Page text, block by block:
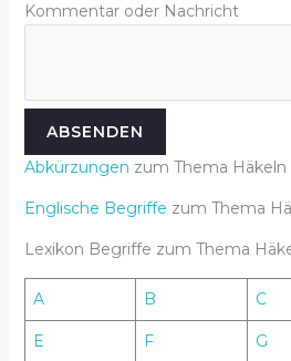
Kommentar oder Nachricht
ABSENDEN
Abkürzungen zum Thema Häkeln
Englische Begriffe zum Thema
Lexikon Begriffe zum Thema
A B C
E F G